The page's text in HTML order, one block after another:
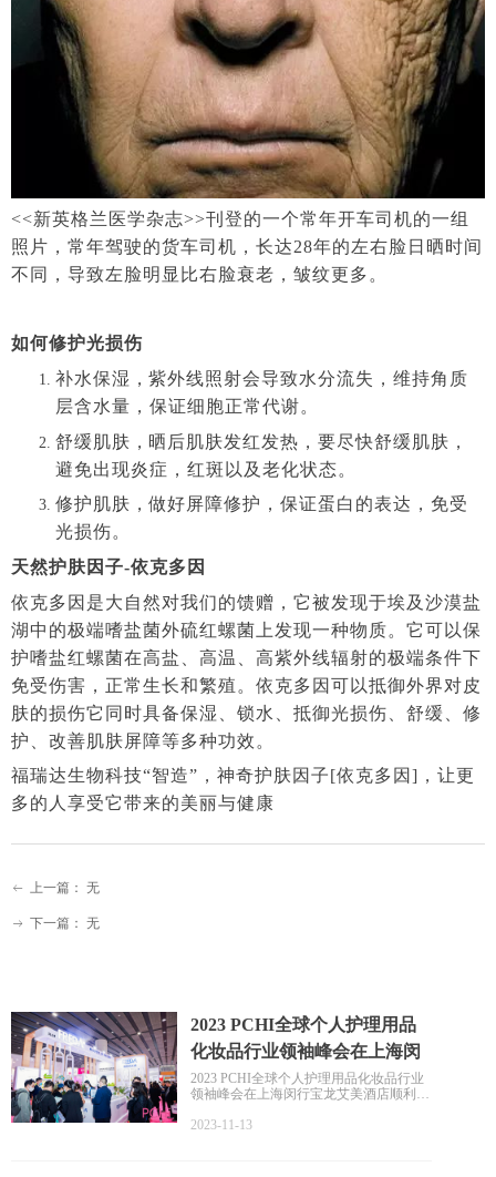
<<新英格兰医学杂志>>刊登的一个常年开车司机的一组
照片，常年驾驶的货车司机，长达28年的左右脸日晒时间
不同，导致左脸明显比右脸衰老，皱纹更多。
如何修护光损伤
补水保湿 ， 紫外线照射会导致水分流失，维持角质
层含水量，保证细胞正常代谢。
舒缓肌肤 ， 晒后肌肤发红发热，要尽快舒缓肌肤，
避免出现炎症，红斑以及老化状态。
修护肌肤 ， 做好屏障修护，保证蛋白的表达，免受
光损伤。
天然护肤因子-依克多因
依克多因是大自然对我们的馈赠，它被发现于埃及沙漠盐
湖中的极端嗜盐菌外硫红螺菌上发现一种物质。它可以保
护嗜盐红螺菌在高盐、高温、高紫外线辐射的极端条件下
免受伤害，正常生长和繁殖。依克多因可以抵御外界对皮
肤的损伤它同时具备保湿、锁水、抵御光损伤、舒缓、修
护、改善肌肤屏障等多种功效。
福瑞达生物科技“智造”，神奇护肤因子[依克多因]，让更
多的人享受它带来的美丽与健康
ꂃ 上一篇： 无
ꁹ 下一篇： 无
2023 PCHI全球个人护理用品
化妆品行业领袖峰会在上海闵
行宝龙艾美酒店顺利举行！
2023 PCHI全球个人护理用品化妆品行业
领袖峰会在上海闵行宝龙艾美酒店顺利举
肤”主题论坛。基于肌肤大数据，透过原
2023-11-13